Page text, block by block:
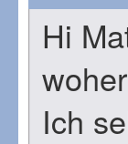
Hi
Ich